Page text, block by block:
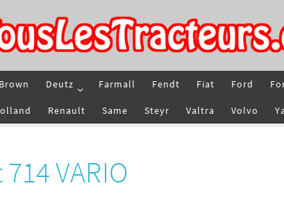
Deutz Farmall Fendt Fiat Ford
Renault Same Steyr Valtra Volvo
VARIO